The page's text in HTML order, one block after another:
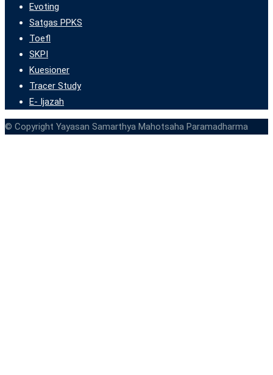
Evoting
Satgas PPKS
Toefl
SKPI
Kuesioner
Tracer Study
E- Ijazah
© Copyright Yayasan Samarthya Mahotsaha Paramadharma